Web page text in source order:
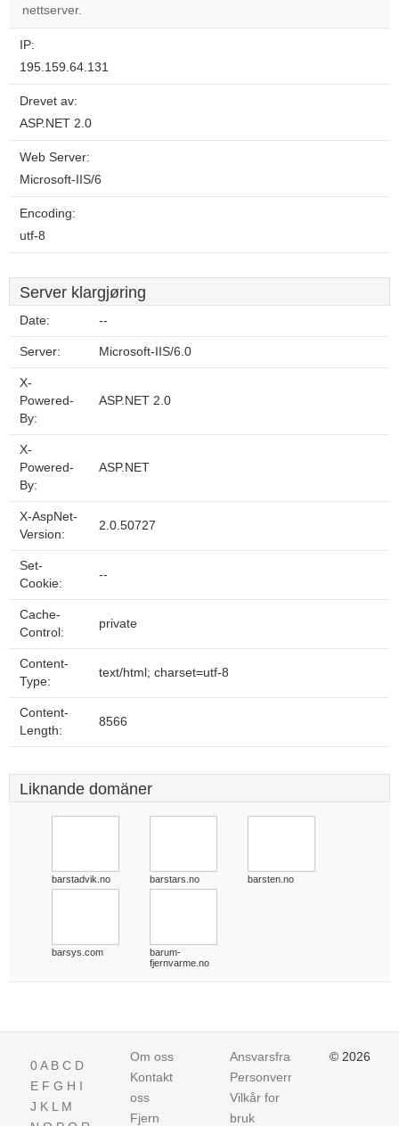
nettserver.
IP:
195.159.64.131
Drevet av:
ASP.NET 2.0
Web Server:
Microsoft-IIS/6
Encoding:
utf-8
Server klargjøring
Date: --
Server: Microsoft-IIS/6.0
X-
Powered-
By:
ASP.NET 2.0
X-
Powered-
By:
ASP.NET
X-AspNet-
Version:
2.0.50727
Set-
Cookie:
--
Cache-
Control:
private
Content-
Type:
text/html; charset=utf-8
Content-
Length:
8566
Liknande domäner
barstadvik.no barstars.no barsten.no
barsys.com
barum-
fjernvarme.no
0A B C D
E F G H I
J K L M
Om oss
Kontakt
oss
Fjern
Ansvarsfraskrivelse
Personvern
Vilkår for
bruk
© 2026